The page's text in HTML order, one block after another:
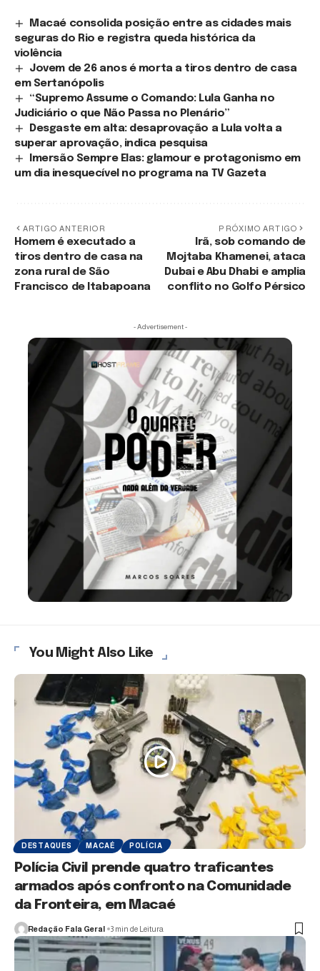
Macaé consolida posição entre as cidades mais
seguras do Rio e registra queda histórica da
violência
Jovem de 26 anos é morta a tiros dentro de casa
em Sertanópolis
“Supremo Assume o Comando: Lula Ganha no
Judiciário o que Não Passa no Plenário”
Desgaste em alta: desaprovação a Lula volta a
superar aprovação, indica pesquisa
Imersão Sempre Elas: glamour e protagonismo em
um dia inesquecível no programa na TV Gazeta
ARTIGO ANTERIOR
Homem é executado a
tiros dentro de casa na
zona rural de São
Francisco de Itabapoana
PRÓXIMO ARTIGO
Irã, sob comando de
Mojtaba Khamenei, ataca
Dubai e Abu Dhabi e amplia
conflito no Golfo Pérsico
- Advertisement -
You Might Also Like
DESTAQUES MACAÉ POLÍCIA
Polícia Civil prende quatro traficantes
armados após confronto na Comunidade
da Fronteira, em Macaé
Redação Fala Geral 3 min de Leitura